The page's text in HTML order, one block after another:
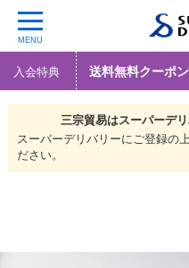
MENU
入会特典 送料無料クーポ
三宗貿易はスーパーデ
スーパーデリバリーにご登録の
ださい。